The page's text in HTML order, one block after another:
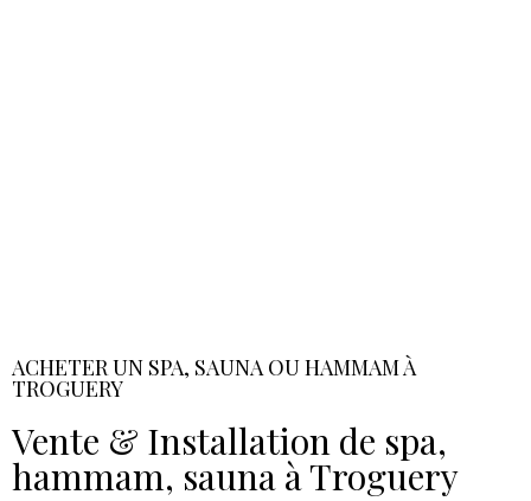
ACHETER UN SPA, SAUNA OU HAMMAM À
TROGUERY
Vente & Installation de spa,
hammam, sauna à Troguery